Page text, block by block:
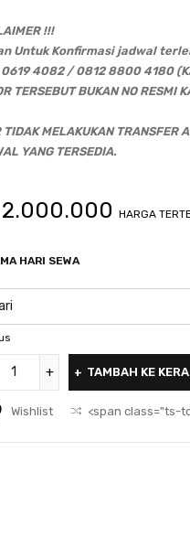
!!!
Untuk Konfirmasi jadwal
4082 / 0812 8800 4180
TERSEBUT BUKAN NO RESMI
TIDAK MELAKUKAN TRANSFER
YANG TERSEDIA.
2.000.000 HARGA
HARI SEWA
TAMBAH KE
Wishlist <span class="ts-